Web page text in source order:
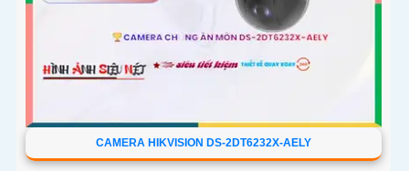
CAMERA HIKVISION DS-2DT6232X-AELY